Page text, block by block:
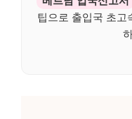
팁으로 출입국 초고